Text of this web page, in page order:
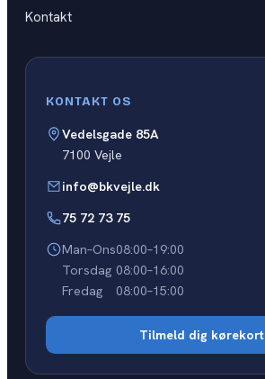
Kontakt
KONTAKT OS
Vedelsgade 85A
7100 Vejle
info@bkvejle.dk
75 72 73 75
Man–Ons08:00–19:00
Torsdag 08:00–16:00
Fredag
08:00–15:00
Tilmeld dig kørekort